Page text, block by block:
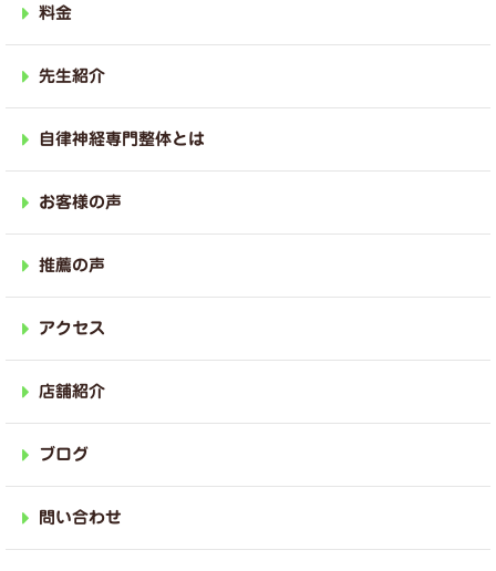
料金
先生紹介
自律神経専門整体とは
お客様の声
推薦の声
アクセス
店舗紹介
ブログ
問い合わせ